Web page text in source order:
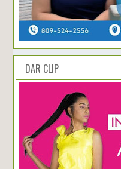
DAR CLIP